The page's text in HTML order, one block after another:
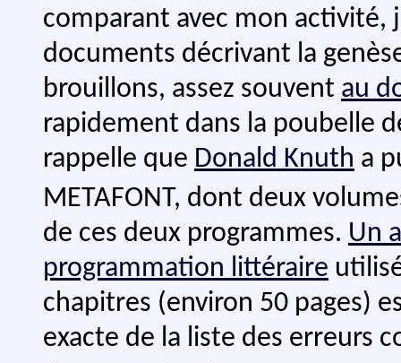
comparant avec mon activité,
documents décrivant la
brouillons, assez souvent au
rapidement dans la poubelle
rappelle que Donald Knuth a
METAFONT, dont deux
de ces deux programmes. Un
programmation littéraire
chapitres (environ 50 pages)
exacte de la liste des erreurs